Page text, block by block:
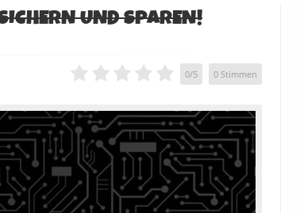
UND SPAREN!
0/5 0Stimmen